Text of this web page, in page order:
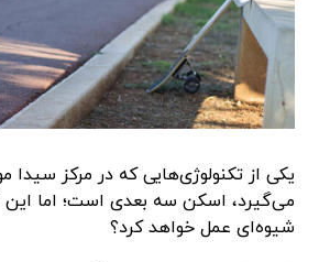
یکی از تکنولوژی‌هایی که در مرکز سیدا
می‌گیرد، اسکن سه بعدی است؛ اما این
شیوه‌ای عمل خواهد کرد؟